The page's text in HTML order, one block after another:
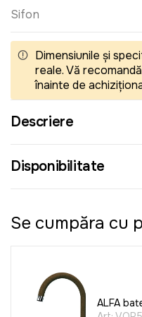
Sifon
Dimensiunile și
reale. Vă
înainte de
Descriere
Disponibilitate
Se cumpăra cu
ALFA